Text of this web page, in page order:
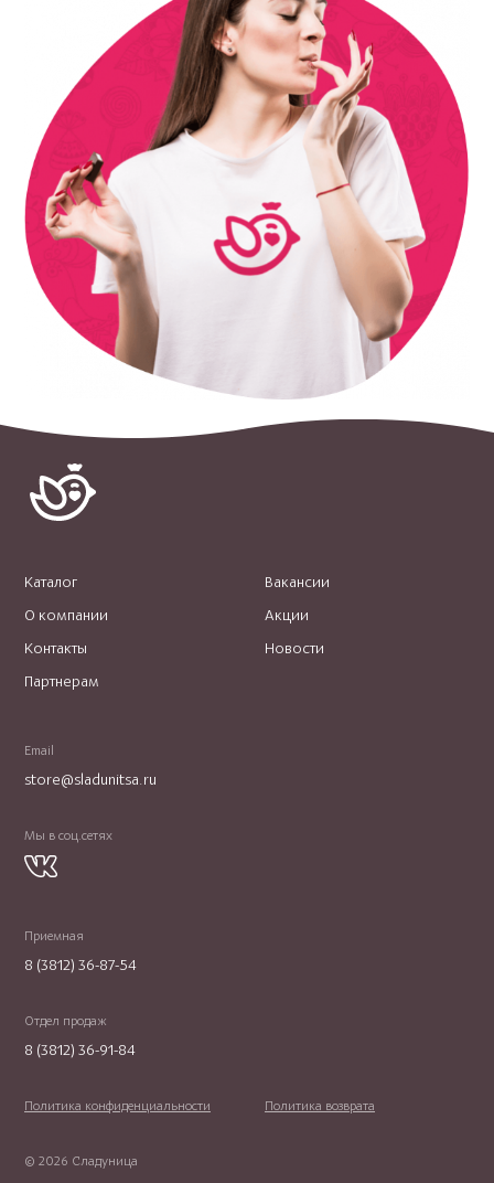
Каталог
О компании
Контакты
Партнерам
Вакансии
Акции
Новости
Email
store@sladunitsa.ru
Мы в соц.сетях
Приемная
8 (3812) 36-87-54
Отдел продаж
8 (3812) 36-91-84
© 2026 Сладуница
Политика конфиденциальности Политика возврата